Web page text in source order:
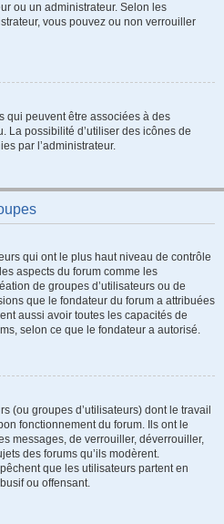
ou un administrateur. Selon les
vous pouvez ou non verrouiller
qui peuvent être associées à des
La possibilité d’utiliser des icônes de
par l’administrateur.
qui ont le plus haut niveau de contrôle
aspects du forum comme les
de groupes d’utilisateurs ou de
que le fondateur du forum a attribuées
aussi avoir toutes les capacités de
selon ce que le fondateur a autorisé.
(ou groupes d’utilisateurs) dont le travail
fonctionnement du forum. Ils ont le
messages, de verrouiller, déverrouiller,
des forums qu’ils modèrent.
que les utilisateurs partent en
ou offensant.